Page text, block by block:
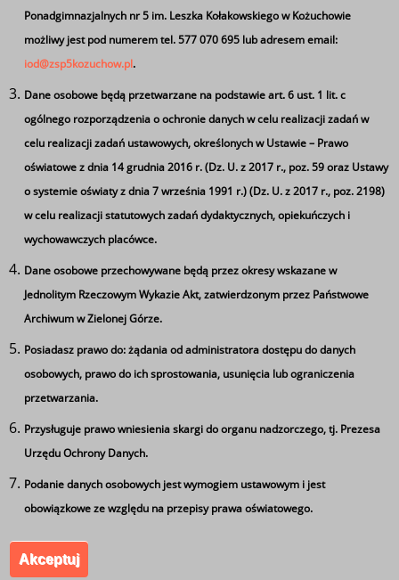
„Książka pod choinkę” rozpoczęła się 12 grudnia i
potrwa do 19 grudnia. W myśl założeń przedsięwzięcia
uczniowie oraz nauczyciele dostarczają książki z
domowych biblioteczek i wymieniają się (nieodpłatnie)
między sobą traktując tę czynność, jako dzielenie się
prezentami. Dzięki temu książki dostają swoją kolejną
szansę aby stać się obiektem zainteresowań
czytelników. Podczas akcji zachęcają do czytania,
reklamują swoją książkę, dzielą się swoimi opiniami i
spostrzeżeniami. Dzięki tej akcji w pierwszym dniu kilka z
Tagi
książki pod choinkę
Zespół Szkół Ponadgimnazjalnych nr 5 im. Leszka
Kołakowskiego w Kożuchowie. Wszystkie prawa
Ta strona wykorzystuje pliki cookie
Używamy informacji zapisanych za pomocą plików
korzystaniu z naszego serwisu. Mogą też korzystać z nich
współpracujące z nami firmy badawcze oraz reklamowe.
Jeżeli wyrażasz zgodę na zapisywanie informacji zawartej
w cookies kliknij na przycisk 'zgadzam się'. Jeśli nie
możesz zmienić w swojej przeglądarce.
Ponadgimnazjalnych nr 5 im. Leszka Kołakowskiego w Kożuchowie
możliwy jest pod numerem tel. 577 070 695 lub adresem email:
iod@zsp5kozuchow.pl.
Dane osobowe będą przetwarzane na podstawie art. 6 ust. 1 lit. c
ogólnego rozporządzenia o ochronie danych w celu realizacji zadań w
celu realizacji zadań ustawowych, określonych w Ustawie – Prawo
oświatowe z dnia 14 grudnia 2016 r. (Dz. U. z 2017 r., poz. 59 oraz Ustawy
o systemie oświaty z dnia 7 września 1991 r.) (Dz. U. z 2017 r., poz. 2198)
w celu realizacji statutowych zadań dydaktycznych, opiekuńczych i
wychowawczych placówce.
Dane osobowe przechowywane będą przez okresy wskazane w
Jednolitym Rzeczowym Wykazie Akt, zatwierdzonym przez Państwowe
Archiwum w Zielonej Górze.
Posiadasz prawo do: żądania od administratora dostępu do danych
osobowych, prawo do ich sprostowania, usunięcia lub ograniczenia
przetwarzania.
Przysługuje prawo wniesienia skargi do organu nadzorczego, tj. Prezesa
Urzędu Ochrony Danych.
Podanie danych osobowych jest wymogiem ustawowym i jest
obowiązkowe ze względu na przepisy prawa oświatowego.
Akceptuj